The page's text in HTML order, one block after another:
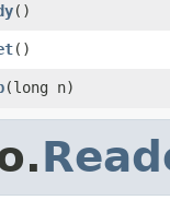
()
()
(long n)